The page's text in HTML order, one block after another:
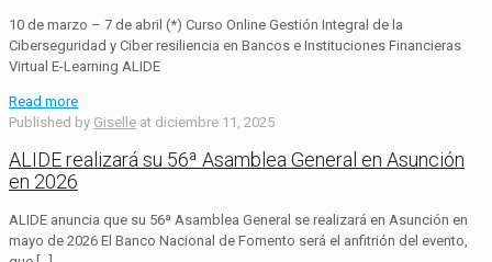
10 de marzo – 7 de abril (*) Curso Online Gestión Integral de la
Ciberseguridad y Ciber resiliencia en Bancos e Instituciones Financieras
Virtual E-Learning ALIDE
Read more
Published by Giselle at diciembre 11, 2025
ALIDE realizará su 56ª Asamblea General en Asunción
en 2026
ALIDE anuncia que su 56ª Asamblea General se realizará en Asunción en
mayo de 2026 El Banco Nacional de Fomento será el anfitrión del evento,